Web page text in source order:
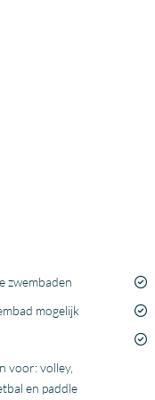
zwembaden
mogelijk
voor: volley,
en paddle